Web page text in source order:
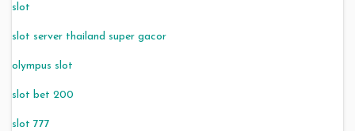
slot
slot server thailand super gacor
olympus slot
slot bet 200
slot 777